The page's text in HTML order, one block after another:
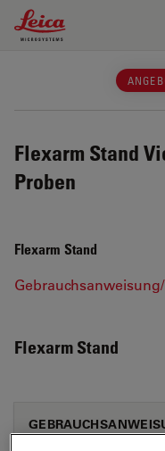
Leica Microsystems
Flexarm Stand
Proben
Flexarm Stand
Flexarm Stand